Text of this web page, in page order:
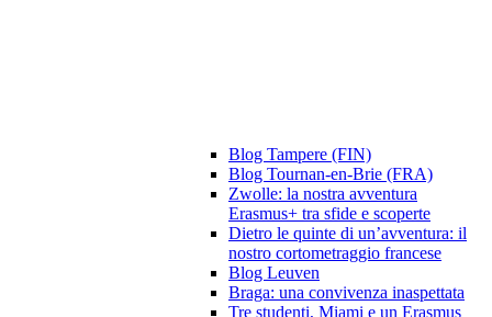
Blog Tampere (FIN)
Blog Tournan-en-Brie (FRA)
Zwolle: la nostra avventura
Erasmus+ tra sfide e scoperte
Dietro le quinte di un’avventura: il
nostro cortometraggio francese
Blog Leuven
Braga: una convivenza inaspettata
Tre studenti, Miami e un Erasmus